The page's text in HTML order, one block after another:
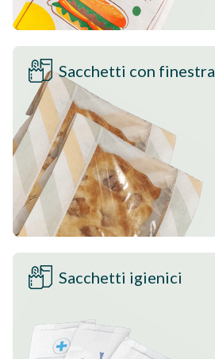
Sacchetti con finestra
Sacchetti igienici